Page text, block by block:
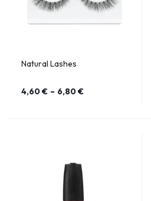
Natural Lashes
4,60€ – 6,80€